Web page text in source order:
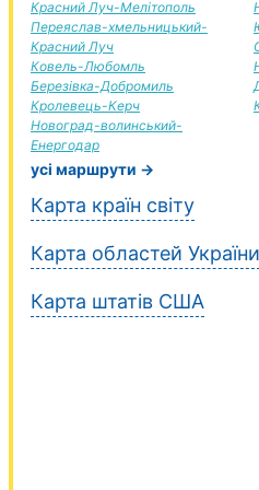
Красний Луч-Мелітополь
Переяслав-хмельницький-
Красний Луч
Ковель-Любомль
Березівка-Добромиль
Кролевець-Керч
Новоград-волинський-
Енергодар
усі маршрути →
Карта країн світу
Карта областей України
Карта штатів США